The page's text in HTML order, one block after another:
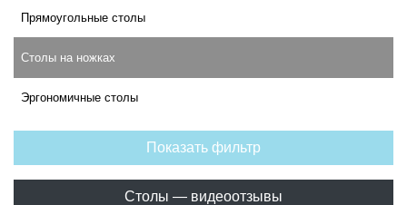
Прямоугольные столы
Столы на ножках
Эргономичные столы
Показать фильтр
Столы — видеоотзывы